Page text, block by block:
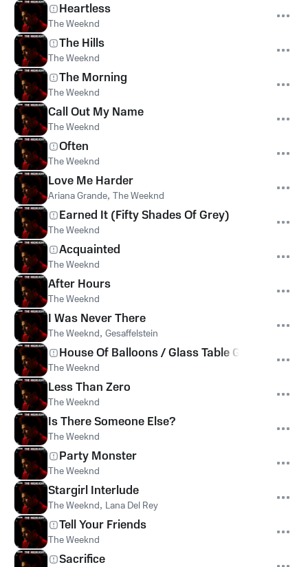
Heartless
The Weeknd
The Hills
The Weeknd
The Morning
The Weeknd
Call Out My Name
The Weeknd
Often
The Weeknd
Love Me Harder
Ariana Grande, The Weeknd
Earned It (Fifty Shades Of Grey)
The Weeknd
Acquainted
The Weeknd
After Hours
The Weeknd
I Was Never There
The Weeknd, Gesaffelstein
House Of Balloons / Glass Table Girls
The Weeknd
Less Than Zero
The Weeknd
Is There Someone Else?
The Weeknd
Party Monster
The Weeknd
Stargirl Interlude
The Weeknd, Lana Del Rey
Tell Your Friends
The Weeknd
Sacrifice